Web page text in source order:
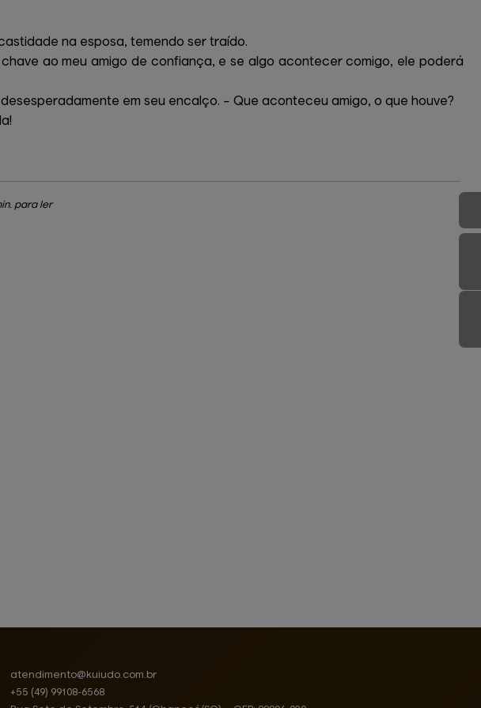
na esposa, temendo ser traído.
ao meu amigo de confiança, e se algo acontecer comigo, ele poderá
em seu encalço. – Que aconteceu amigo, o que houve?
para ler
atendimento@ kuiudo.com.br
+55 (49) 99108-6568